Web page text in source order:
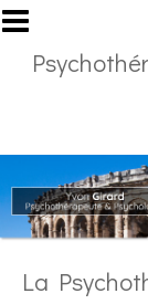
Aller au contenu
La